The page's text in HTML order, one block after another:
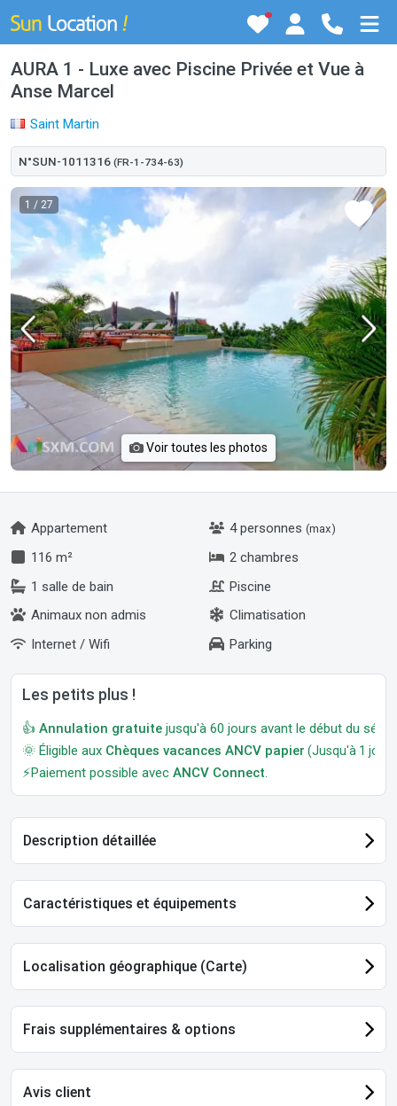
AURA 1 - Luxe avec Piscine Privée et Vue à
Anse Marcel
Saint Martin
N°SUN-1011316 (FR-1-734-63)
1 / 27
Voir toutes les photos
Appartement 4 personnes (max)
116 m²
2 chambres
1 salle de bain
Piscine
Animaux non admis
Climatisation
Internet / Wifi
Parking
Les petits plus !
👍 Annulation gratuite jusqu'à 60 jours avant le début du
🌞 Éligible aux Chèques vacances ANCV papier (Jusqu'à 1 jour
⚡Paiement possible avec ANCV Connect.
Description détaillée
Caractéristiques et équipements
Localisation géographique (Carte)
Frais supplémentaires & options
Avis client